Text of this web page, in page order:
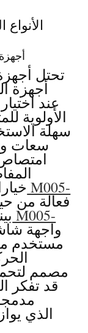
تحتل
أجهزة
عند
الأولوية
سهلة
سعات
مستخدم
قد تفكر